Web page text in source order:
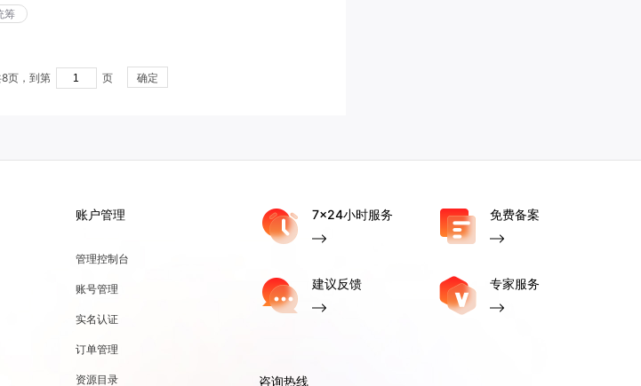
筹
8页， 到第 页 确定
账户管理
管理控制台
账号管理
实名认证
订单管理
资源目录
7x24小时服务 免费备案
建议反馈 专家服务
咨询热线